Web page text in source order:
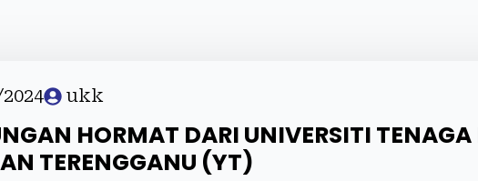
ukk
HORMAT DARI UNIVERSITI
TERENGGANU (YT)